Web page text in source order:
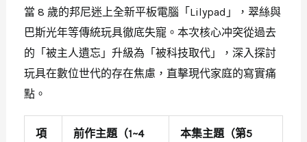
當 8 歲的邦尼迷上全新平板電腦「Lilypad」，翠絲與
巴斯光年等傳統玩具徹底失寵。本次核心冲突從過去
的「被主人遺忘」升級為「被科技取代」，深入探討
玩具在數位世代的存在焦慮，直擊現代家庭的寫實痛
點。
項
前作主題（1~4
本集主題（第5